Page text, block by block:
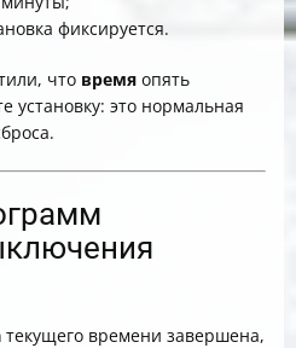
фиксируется.
что время опять
установку: это нормальная
текущего времени завершена,